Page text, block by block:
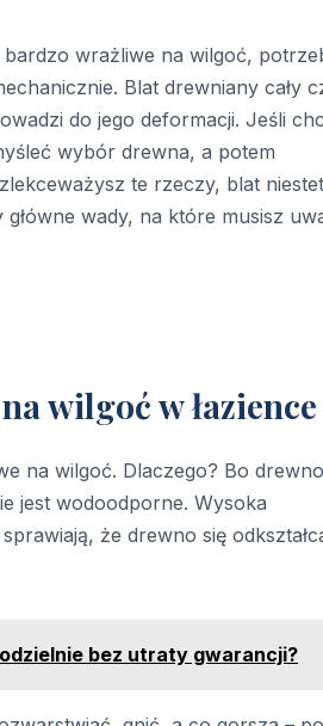
wrażliwe na wilgoć,
Blat drewniany cały
do jego deformacji. Jeśli
wybór drewna, a potem
te rzeczy, blat
wady, na które musisz
wilgoć w łazience
na wilgoć. Dlaczego? Bo
jest wodoodporne. Wysoka
że drewno się
bez utraty gwarancji?